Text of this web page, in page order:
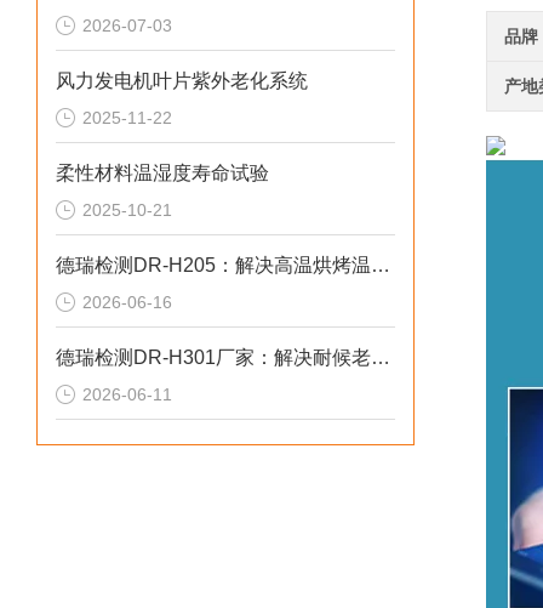
2026-07-03
风力发电机叶片紫外老化系统
2025-11-22
柔性材料温湿度寿命试验
2025-10-21
德瑞检测DR-H205：解决高温烘烤温控偏差2026选型标准
2026-06-16
德瑞检测DR-H301厂家：解决耐候老化偏差2026选型标准
2026-06-11
品牌
产地